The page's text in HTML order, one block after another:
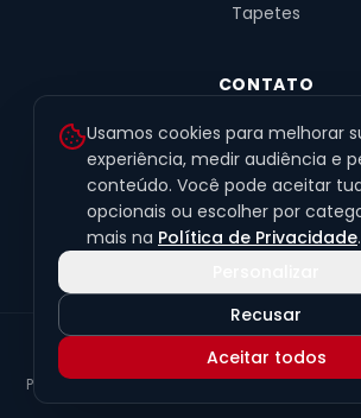
Tapetes
CONTATO
R. Fernandes de Barros, 491,
Alto da XV · Curitiba/PR ·
(41) 99201-6050
© 2026 Exclusive Pisos e Tapetes
45.563.259/0001-89
Política de PrivacidadeTermos de UsoLGPD
Usamos cookies para melhorar
experiência, medir audiência e
conteúdo. Você pode aceitar
opcionais ou escolher por
mais na Política de Privacidade.
Recusar
Aceitar todos